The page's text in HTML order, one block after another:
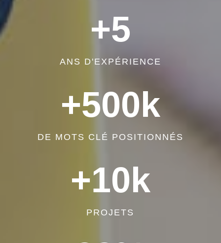
+5
ANS D'EXPÉRIENCE
+500k
DE MOTS CLÉ POSITIONNÉS
+10k
PROJETS